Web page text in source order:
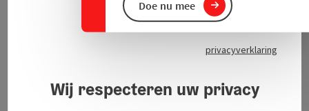
Doe nu mee
Contact
privacyverklaring
Wij respecteren uw privacy